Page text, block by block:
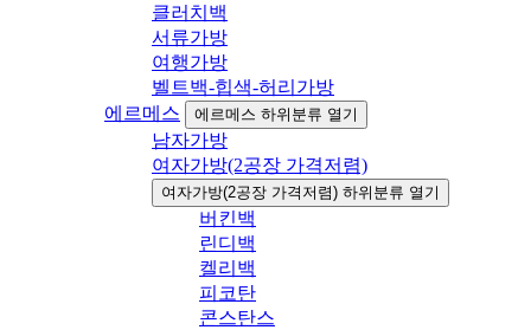
클러치백
서류가방
여행가방
벨트백-힙색-허리가방
에르메스
에르메스 하위분류 열기
남자가방
여자가방(2공장 가격저렴)
여자가방(2공장 가격저렴) 하위분류 열기
버킨백
린디백
켈리백
피코탄
콘스탄스